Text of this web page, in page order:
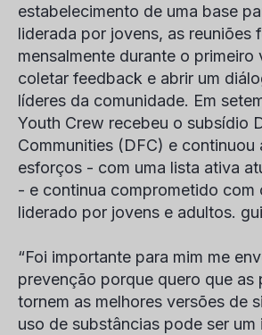
estabelecimento de uma base
liderada por jovens, as reuniões
mensalmente durante o primeiro
coletar feedback e abrir um
líderes da comunidade. Em
Youth Crew recebeu o subsídio
Communities (DFC) e continuou
esforços - com uma lista ativa
- e continua comprometido com
liderado por jovens e adultos.
“Foi importante para mim me
prevenção porque quero que as
tornem as melhores versões de
uso de substâncias pode ser um